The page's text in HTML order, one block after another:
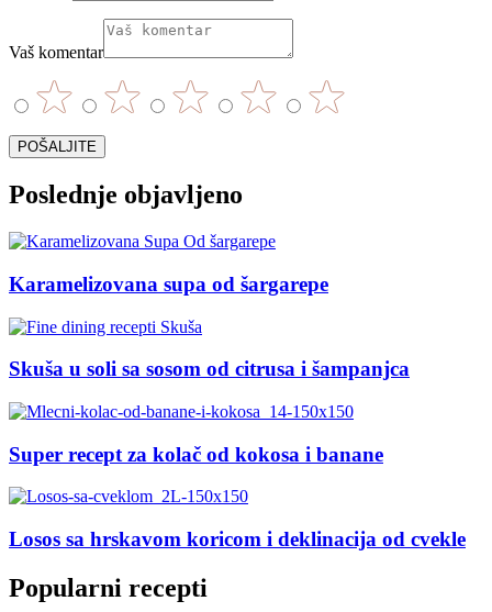
Vaš komentar
Poslednje objavljeno
Karamelizovana supa od šargarepe
Skuša u soli sa sosom od citrusa i šampanjca
Super recept za kolač od kokosa i banane
Losos sa hrskavom koricom i deklinacija od cvekle
Popularni recepti